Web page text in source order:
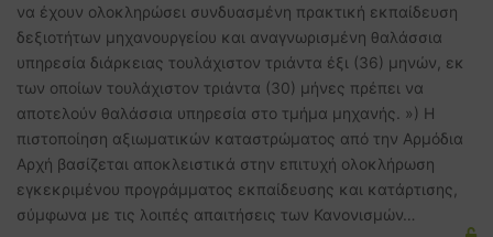
να έχουν ολοκληρώσει συνδυασμένη πρακτική εκπαίδευση
δεξιοτήτων μηχανουργείου και αναγνωρισμένη θαλάσσια
υπηρεσία διάρκειας τουλάχιστον τριάντα έξι (36) μηνών, εκ
των οποίων τουλάχιστον τριάντα (30) μήνες πρέπει να
αποτελούν θαλάσσια υπηρεσία στο τμήμα μηχανής. ») Η
πιστοποίηση αξιωματικών καταστρώματος από την Αρμόδια
Αρχή βασίζεται αποκλειστικά στην επιτυχή ολοκλήρωση
εγκεκριμένου προγράμματος εκπαίδευσης και κατάρτισης,
σύμφωνα με τις λοιπές απαιτήσεις των Κανονισμών…